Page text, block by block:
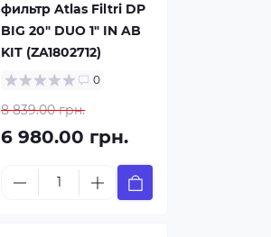
фильтр Atlas Filtri DP
BIG 20" DUO 1" IN AB
KIT (ZA1802712)
0
8 839.00 грн.
6 980.00 грн.